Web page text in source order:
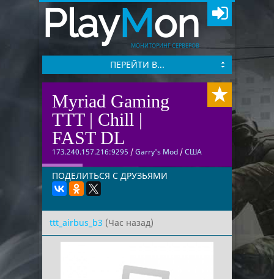
PlayMon
МОНИТОРИНГ СЕРВЕРОВ
ПЕРЕЙТИ В...
Myriad Gaming
TTT | Chill |
FAST DL
173.240.157.216:9295 /Garry's Mod /США
ПОДЕЛИТЬСЯ С ДРУЗЬЯМИ
ttt_airbus_b3 (Час назад)